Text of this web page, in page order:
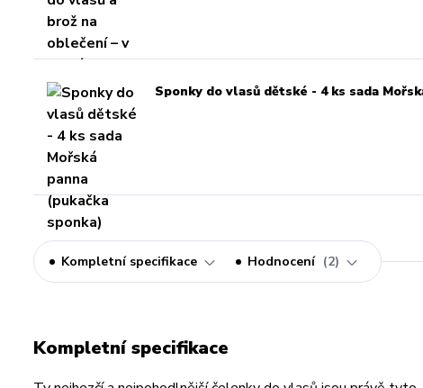
Sponky do vlasů dětské - 4 ks sada
Kompletní specifikace Hodnocení 2
Kompletní specifikace